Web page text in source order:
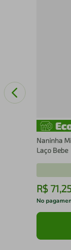
Naninha
Laço Bebe
R$ 71,
No